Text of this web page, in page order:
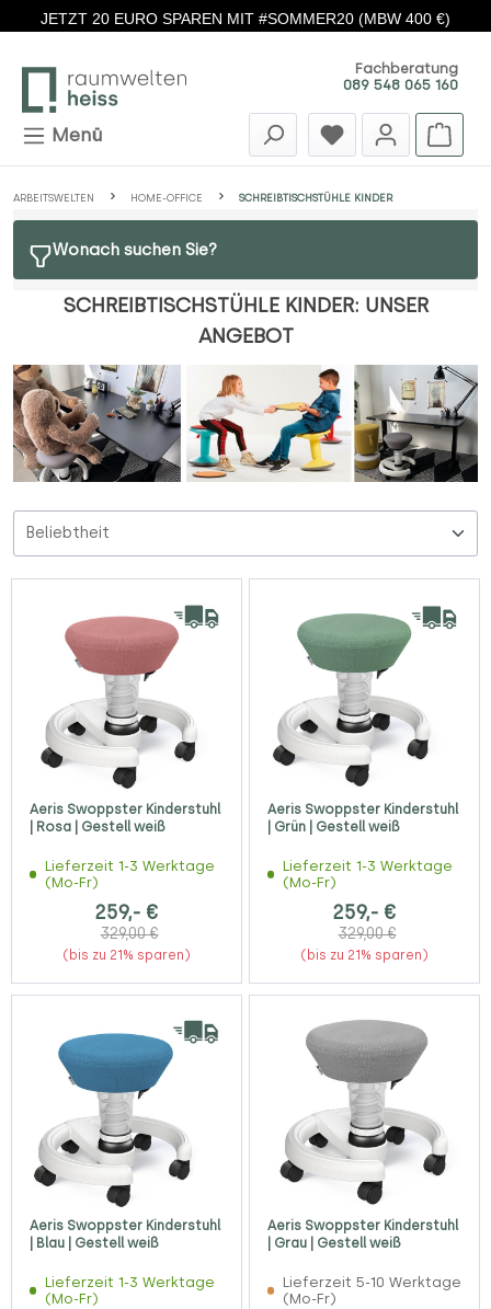
Zum Hauptinhalt springen
JETZT 20 EURO SPAREN MIT #SOMMER20 (MBW 400 €)
Fachberatung
089 548 065 160
Menü
ARBEITSWELTEN HOME-OFFICE SCHREIBTISCHSTÜHLE KINDER
Wonach suchen Sie?
SCHREIBTISCHSTÜHLE KINDER: UNSER
ANGEBOT
Aeris Swoppster Kinderstuhl
| Rosa | Gestell weiß
Lieferzeit 1-3 Werktage
(Mo-Fr)
259,- €
329,00 €
(bis zu 21% sparen)
Aeris Swoppster Kinderstuhl
| Grün | Gestell weiß
Lieferzeit 1-3 Werktage
(Mo-Fr)
259,- €
329,00 €
(bis zu 21% sparen)
Aeris Swoppster Kinderstuhl
| Blau | Gestell weiß
Lieferzeit 1-3 Werktage
(Mo-Fr)
Aeris Swoppster Kinderstuhl
| Grau | Gestell weiß
Lieferzeit 5-10 Werktage
(Mo-Fr)